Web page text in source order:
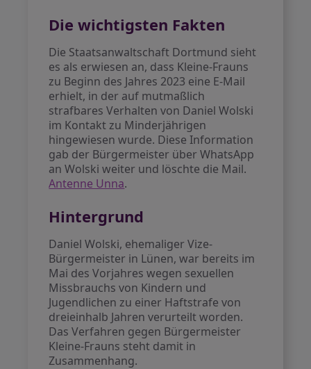
Die wichtigsten Fakten
Die Staatsanwaltschaft Dortmund sieht
es als erwiesen an, dass Kleine-Frauns
zu Beginn des Jahres 2023 eine E-Mail
erhielt, in der auf mutmaßlich
strafbares Verhalten von Daniel Wolski
im Kontakt zu Minderjährigen
hingewiesen wurde. Diese Information
gab der Bürgermeister über WhatsApp
an Wolski weiter und löschte die Mail.
Antenne Unna.
Hintergrund
Daniel Wolski, ehemaliger Vize-
Bürgermeister in Lünen, war bereits im
Mai des Vorjahres wegen sexuellen
Missbrauchs von Kindern und
Jugendlichen zu einer Haftstrafe von
dreieinhalb Jahren verurteilt worden.
Das Verfahren gegen Bürgermeister
Kleine-Frauns steht damit in
Zusammenhang.